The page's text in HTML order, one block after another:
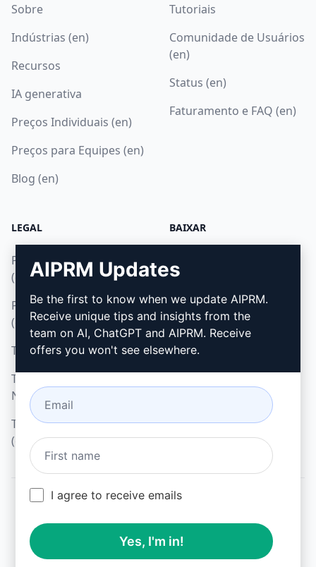
Sobre
Indústrias (en)
Recursos
IA generativa
Preços Individuais (en)
Preços para Equipes (en)
Blog (en)
Tutoriais
Comunidade de Usuários
(en)
Status (en)
Faturamento e FAQ (en)
LEGAL
Política de Privacidade
(en)
Política de Uso Aceitável
(en)
Termos de Uso (en)
Termos da Extensão do
Navegador (en)
Termos de Faturamento
(en)
BAIXAR
Microsoft Edge
All logos, trademarks, and registered trademarks are the
property of their respective owners.
AIPRM and other related brand names are registered
AIPRM Updates
Be the first to know when we update AIPRM.
Receive unique tips and insights from the
team on AI, ChatGPT and AIPRM. Receive
offers you won't see elsewhere.
I agree to receive emails
Yes, I'm in!